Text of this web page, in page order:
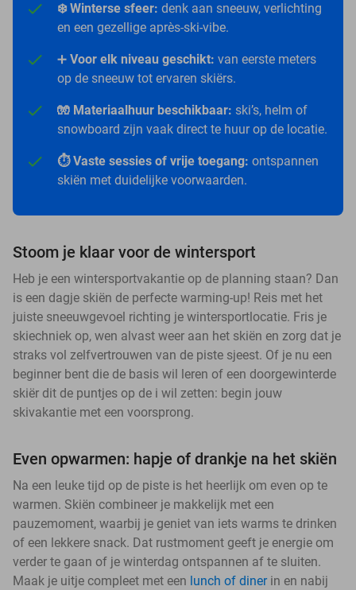
❄️ Winterse sfeer: denk aan sneeuw, verlichting
en een gezellige après-ski-vibe.
➕ Voor elk niveau geschikt: van eerste meters
op de sneeuw tot ervaren skiërs.
🧤 Materiaalhuur beschikbaar: ski’s, helm of
snowboard zijn vaak direct te huur op de locatie.
⏱️ Vaste sessies of vrije toegang: ontspannen
skiën met duidelijke voorwaarden.
Stoom je klaar voor de wintersport
Heb je een wintersportvakantie op de planning staan? Dan
is een dagje skiën de perfecte warming-up! Reis met het
juiste sneeuwgevoel richting je wintersportlocatie. Fris je
skiechniek op, wen alvast weer aan het skiën en zorg dat je
straks vol zelfvertrouwen van de piste sjeest. Of je nu een
beginner bent die de basis wil leren of een doorgewinterde
skiër dit de puntjes op de i wil zetten: begin jouw
skivakantie met een voorsprong.
Even opwarmen: hapje of drankje na het skiën
Na een leuke tijd op de piste is het heerlijk om even op te
warmen. Skiën combineer je makkelijk met een
pauzemoment, waarbij je geniet van iets warms te drinken
of een lekkere snack. Dat rustmoment geeft je energie om
verder te gaan of je winterdag ontspannen af te sluiten.
Maak je uitje compleet met een lunch of dinerin en nabij